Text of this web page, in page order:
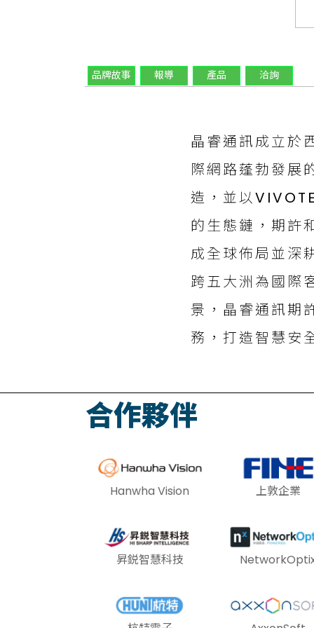
品牌故事 報導 產品 洽詢
晶睿通訊成立於
際網路蓬勃發展
造，並以
的生態鏈，期許
成全球佈局並深
跨五大洲為國際
景，晶睿通訊期
務，打造智慧安
合作夥伴
Hanwha Vision 上敦企業
昇鋭智慧科技